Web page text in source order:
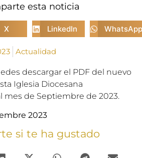
esta noticia
X LinkedIn WhatsApp
Actualidad
descargar el PDF del nuevo
Iglesia Diocesana
mes de Septiembre de 2023.
2023
si te ha gustado